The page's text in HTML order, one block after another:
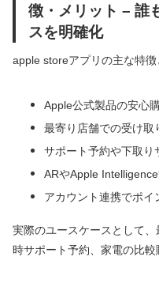
徴・メリット – 誰
スを明確化
apple storeアプリの主な特徴
Apple公式製品の安心
最寄り店舗での受け取
サポート予約や下取り
ARやApple
アカウント連携でポイ
実際のユースケースとして
時サポート予約、家電の比較